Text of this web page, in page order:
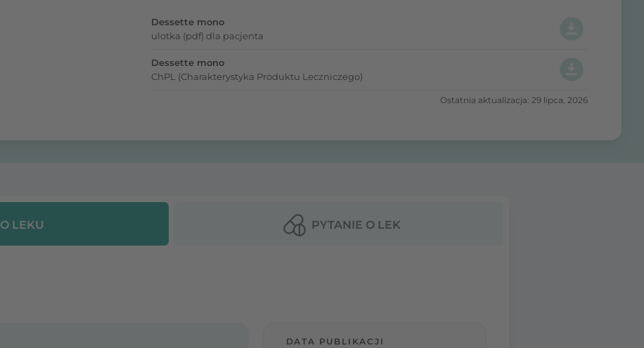
Dessette mono
ulotka (pdf) dla pacjenta
Dessette mono
ChPL (Charakterystyka Produktu Leczniczego)
Ostatnia aktualizacja: 29 lipca, 2026
O LEKU PYTANIE O LEK
DATA PUBLIKACJI